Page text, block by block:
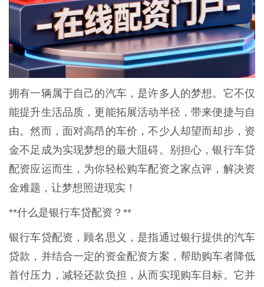
拥有一辆属于自己的汽车，是许多人的梦想。它不仅
能提升生活品质，更能拓展活动半径，带来便捷与自
由。然而，面对高昂的车价，不少人却望而却步，资
金不足成为实现梦想的最大阻碍。别担心，银行车贷
配资应运而生，为你轻松购车配资之家点评，解决资
金难题，让梦想照进现实！
**什么是银行车贷配资？**
银行车贷配资，顾名思义，是指通过银行提供的汽车
贷款，并结合一定的资金配资方案，帮助购车者降低
首付压力，减轻还款负担，从而实现购车目标。它并